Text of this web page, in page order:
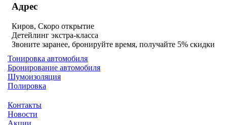
Адрес
Киров, Скоро открытие
Детейлинг экстра-класса
Звоните заранее, бронируйте время, получайте 5% скидки
Контакты
Новости
Акции
Тонировка автомобиля
Бронирование автомобиля
Шумоизоляция
Полировка